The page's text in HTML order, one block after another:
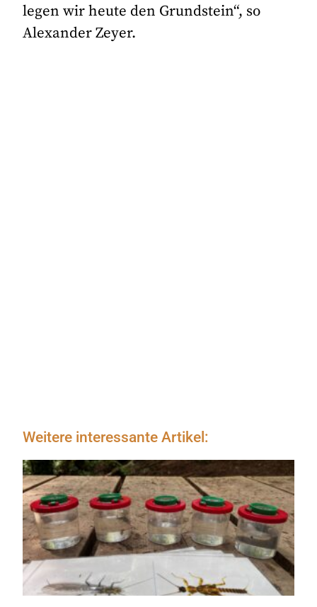
legen wir heute den Grundstein“, so
Alexander Zeyer.
Weitere interessante Artikel: